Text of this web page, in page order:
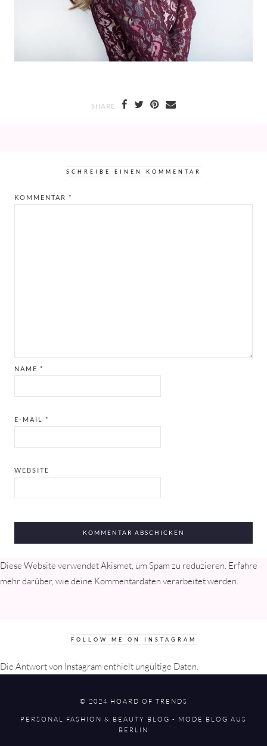
SHARE
SCHREIBE EINEN KOMMENTAR
KOMMENTAR *
NAME *
E-MAIL *
WEBSITE
Diese Website verwendet Akismet, um Spam zu reduzieren. Erfahre
mehr darüber, wie deine Kommentardaten verarbeitet werden.
FOLLOW ME ON INSTAGRAM
Die Antwort von Instagram enthielt ungültige Daten.
© 2024 HOARD OF TRENDS
PERSONAL FASHION & BEAUTY BLOG - MODE BLOG AUS
BERLIN